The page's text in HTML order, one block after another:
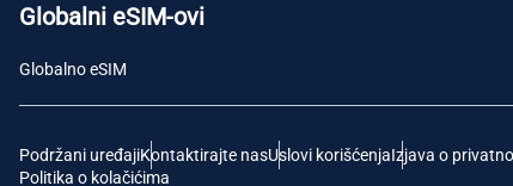
Globalni eSIM-ovi
Globalno eSIM
Podržani uređajiKontaktirajte nasUslovi korišćenjaIzjava o
Politika o kolačićima